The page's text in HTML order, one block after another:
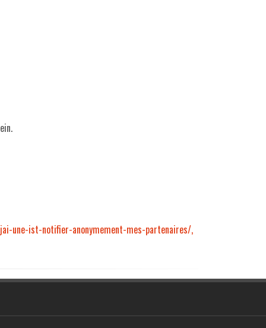
une-ist-notifier-anonymement-mes-partenaires/,